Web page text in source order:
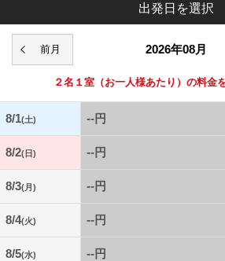
出発日を選択
2026年08月
２名１室 （お一人様あたり）の料金
8/1(土) --円
8/2(日) --円
8/3(月) --円
8/4(火) --円
8/5(水) --円